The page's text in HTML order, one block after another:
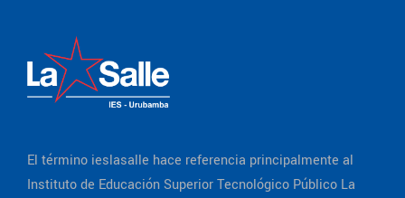
El término ieslasalle hace referencia principalmente al
Instituto de Educación Superior Tecnológico Público La